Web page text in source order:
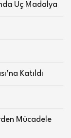
Üç Madalya
Katıldı
Mücadele